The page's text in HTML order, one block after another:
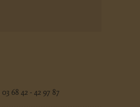
03 68 42 - 42 97 87